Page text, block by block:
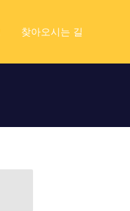
찾아오시는 길